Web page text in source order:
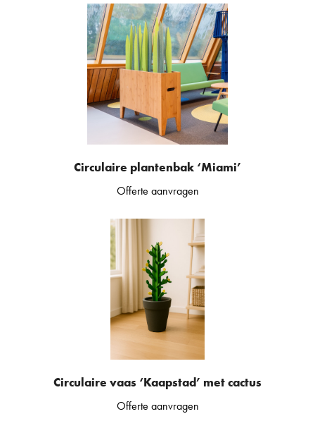
Circulaire plantenbak ‘Miami’
Offerte aanvragen
Circulaire vaas ‘Kaapstad’ met cactus
Offerte aanvragen